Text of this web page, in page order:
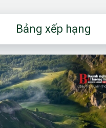
Bảng xếp hạng